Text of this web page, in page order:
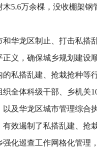
5.6万余棵，没收棚架
龙区制止、打击私搭
义，确保城乡规划建设
私搭乱建、抢栽抢种等
全体科级干部、乡机关
及华龙区城市管理综合
效遏制了私搭乱建、抢
巡查工作网格化管理